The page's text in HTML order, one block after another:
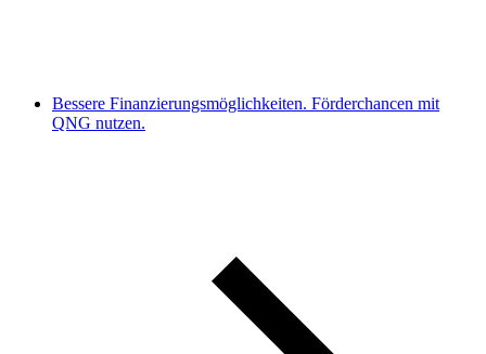
Bessere Finanzierungsmöglichkeiten. Förderchancen mit
QNG nutzen.